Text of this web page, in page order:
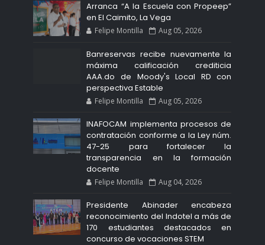
Arranca “A la Escuela con Propeep”
en El Caimito, La Vega
Felipe Montilla Aug 05, 2026
Banreservas recibe nuevamente la
máxima calificación crediticia
AAA.do de Moody's Local RD con
perspectiva Estable
Felipe Montilla Aug 05, 2026
INAFOCAM implementa procesos de
contratación conforme a la Ley núm.
47-25 para fortalecer la
transparencia en la formación
docente
Felipe Montilla Aug 04, 2026
Presidente Abinader encabeza
reconocimiento del Indotel a más de
170 estudiantes destacados en
concurso de vocaciones STEM